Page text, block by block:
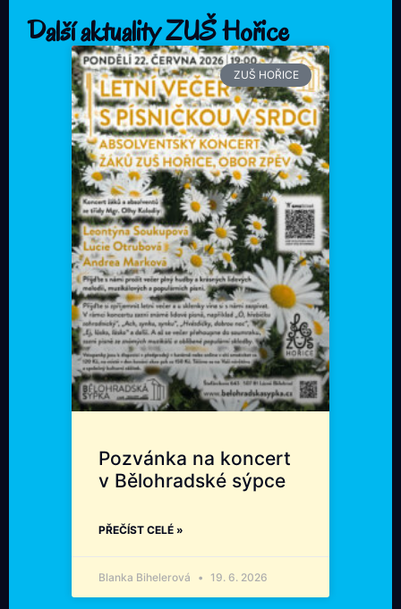
Další aktuality ZUŠ Hořice
ZUŠ HOŘICE
Pozvánka na koncert
v Bělohradské sýpce
PŘEČÍST CELÉ »
Blanka Bihelerová 19. 6. 2026